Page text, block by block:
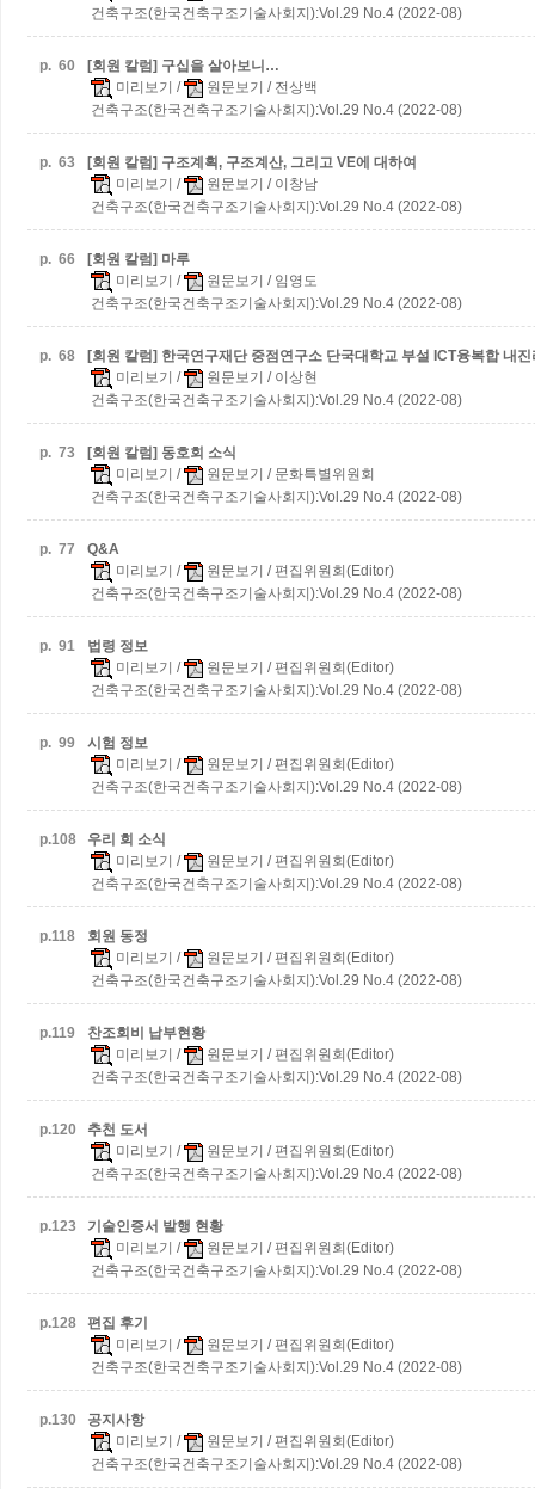
건축구조(한국건축구조기술사회지):Vol.29 No.4 (2022-08)
p. 60
[회원 칼럼] 구십을 살아보니…
미리보기 / 원문보기 / 전상백
건축구조(한국건축구조기술사회지):Vol.29 No.4 (2022-08)
p. 63
[회원 칼럼] 구조계획, 구조계산, 그리고 VE에 대하여
미리보기 / 원문보기 / 이창남
건축구조(한국건축구조기술사회지):Vol.29 No.4 (2022-08)
p. 66
[회원 칼럼] 마루
미리보기 / 원문보기 / 임영도
건축구조(한국건축구조기술사회지):Vol.29 No.4 (2022-08)
p. 68
[회원 칼럼] 한국연구재단 중점연구소 단국대학교 부설 ICT융복합 내
미리보기 / 원문보기 / 이상현
건축구조(한국건축구조기술사회지):Vol.29 No.4 (2022-08)
p. 73
[회원 칼럼] 동호회 소식
미리보기 / 원문보기 / 문화특별위원회
건축구조(한국건축구조기술사회지):Vol.29 No.4 (2022-08)
p. 77
Q&A
미리보기 / 원문보기 / 편집위원회(Editor)
건축구조(한국건축구조기술사회지):Vol.29 No.4 (2022-08)
p. 91
법령 정보
미리보기 / 원문보기 / 편집위원회(Editor)
건축구조(한국건축구조기술사회지):Vol.29 No.4 (2022-08)
p. 99
시험 정보
미리보기 / 원문보기 / 편집위원회(Editor)
건축구조(한국건축구조기술사회지):Vol.29 No.4 (2022-08)
p.108
우리 회 소식
미리보기 / 원문보기 / 편집위원회(Editor)
건축구조(한국건축구조기술사회지):Vol.29 No.4 (2022-08)
p.118
회원 동정
미리보기 / 원문보기 / 편집위원회(Editor)
건축구조(한국건축구조기술사회지):Vol.29 No.4 (2022-08)
p.119
찬조회비 납부현황
미리보기 / 원문보기 / 편집위원회(Editor)
건축구조(한국건축구조기술사회지):Vol.29 No.4 (2022-08)
p.120
추천 도서
미리보기 / 원문보기 / 편집위원회(Editor)
건축구조(한국건축구조기술사회지):Vol.29 No.4 (2022-08)
p.123
기술인증서 발행 현황
미리보기 / 원문보기 / 편집위원회(Editor)
건축구조(한국건축구조기술사회지):Vol.29 No.4 (2022-08)
p.128
편집 후기
미리보기 / 원문보기 / 편집위원회(Editor)
건축구조(한국건축구조기술사회지):Vol.29 No.4 (2022-08)
p.130
공지사항
미리보기 / 원문보기 / 편집위원회(Editor)
건축구조(한국건축구조기술사회지):Vol.29 No.4 (2022-08)